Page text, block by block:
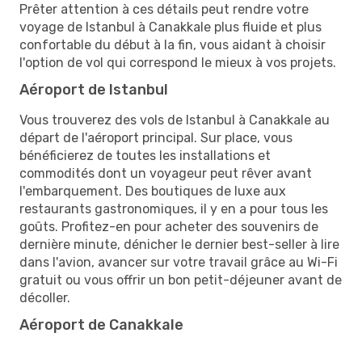
Prêter attention à ces détails peut rendre votre
voyage de Istanbul à Canakkale plus fluide et plus
confortable du début à la fin, vous aidant à choisir
l'option de vol qui correspond le mieux à vos projets.
Aéroport de Istanbul
Vous trouverez des vols de Istanbul à Canakkale au
départ de l'aéroport principal. Sur place, vous
bénéficierez de toutes les installations et
commodités dont un voyageur peut rêver avant
l'embarquement. Des boutiques de luxe aux
restaurants gastronomiques, il y en a pour tous les
goûts. Profitez-en pour acheter des souvenirs de
dernière minute, dénicher le dernier best-seller à lire
dans l'avion, avancer sur votre travail grâce au Wi-Fi
gratuit ou vous offrir un bon petit-déjeuner avant de
décoller.
Aéroport de Canakkale